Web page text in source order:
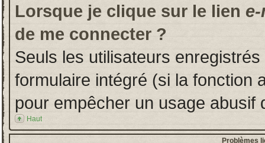
Lorsque je clique sur le lien
de me connecter ?
Seuls les utilisateurs
formulaire intégré (si la fonction
pour empêcher un usage abusif
Haut
Problèmes